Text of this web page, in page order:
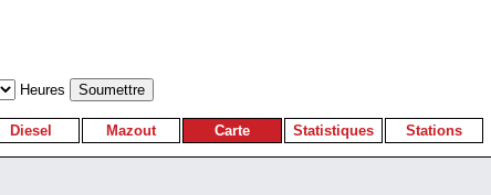
Heures
Diesel Mazout Carte Statistiques Stations